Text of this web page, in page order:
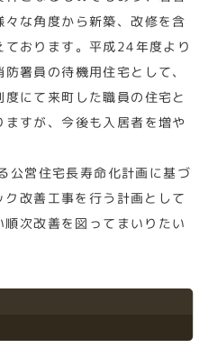
な角度から新築、改修を含
おります。平成24年度より
署員の待機用住宅として、
にて来町した職員の住宅と
すが、今後も入居者を増や
公営住宅長寿命化計画に基づ
改善工事を行う計画として
次改善を図ってまいりたい